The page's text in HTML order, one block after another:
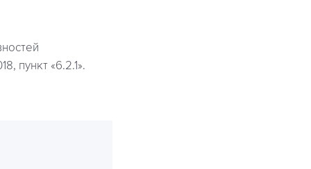
пункт «6.2.1».